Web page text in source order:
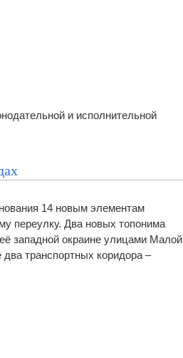
и исполнительной
14 новым элементам
переулку. Два новых топонима
западной окраине улицами Малой
транспортных коридора –